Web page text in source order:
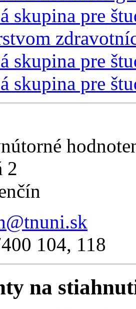
skupina pre
skupina pre
skupina pre
2
104, 118
na